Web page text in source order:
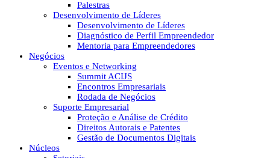
Palestras
Desenvolvimento de Líderes
Desenvolvimento de Líderes
Diagnóstico de Perfil Empreendedor
Mentoria para Empreendedores
Negócios
Eventos e Networking
Summit ACIJS
Encontros Empresariais
Rodada de Negócios
Suporte Empresarial
Proteção e Análise de Crédito
Direitos Autorais e Patentes
Gestão de Documentos Digitais
Núcleos